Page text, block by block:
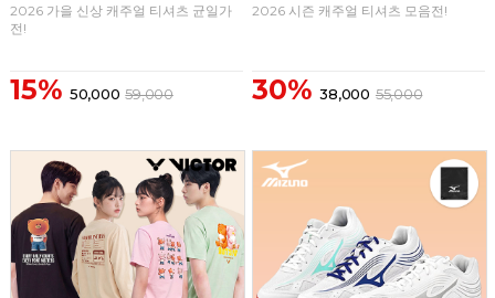
2026 가을 신상 캐주얼 티셔츠 균일가
전!
15% 50,000 59,000
2026 시즌 캐주얼 티셔츠 모음전!
30% 38,000 55,000